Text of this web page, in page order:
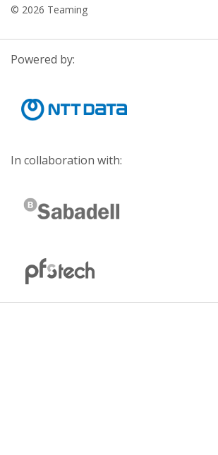
© 2026 Teaming
Powered by:
In collaboration with: